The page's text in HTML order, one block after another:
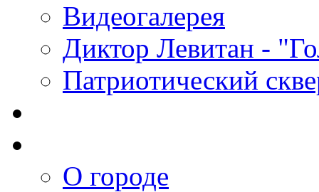
Видеогалерея
Диктор Левитан -
Патриотический
О городе